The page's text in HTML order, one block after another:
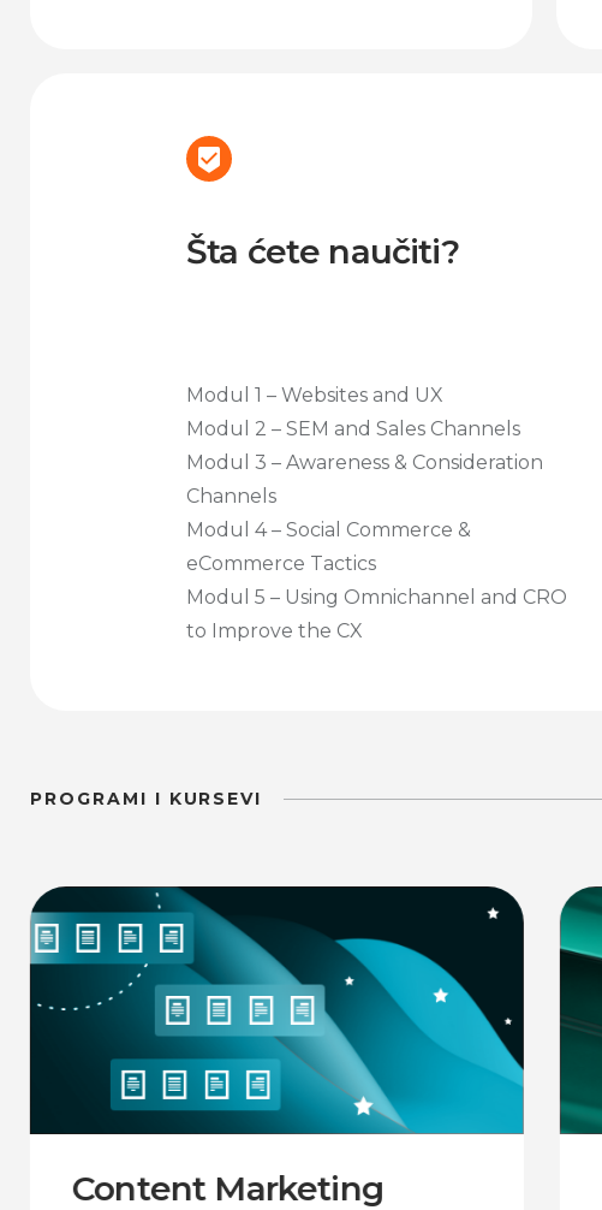
Šta ćete naučiti?
Modul 1 – Websites and UX
Modul 2 – SEM and Sales Channels
Modul 3 – Awareness & Consideration
Channels
Modul 4 – Social Commerce &
eCommerce Tactics
Modul 5 – Using Omnichannel and CRO
to Improve the CX
PROGRAMI I KURSEVI
Content Marketing